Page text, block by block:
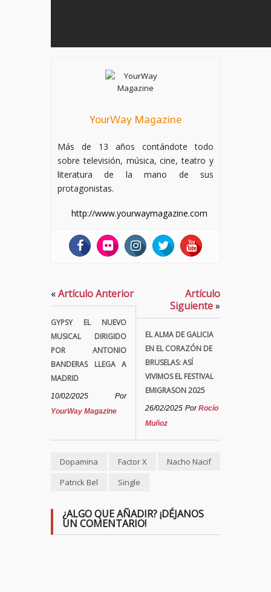
YourWay Magazine
Más de 13 años contándote todo
sobre televisión, música, cine, teatro y
literatura de la mano de sus
protagonistas.
http://www.yourwaymagazine.com
«Artículo Anterior
GYPSY EL NUEVO
MUSICAL DIRIGIDO
POR ANTONIO
BANDERAS LLEGA A
MADRID
10/02/2025
Por
YourWay Magazine
Artículo
Siguiente»
EL ALMA DE GALICIA
EN EL CORAZÓN DE
BRUSELAS: ASÍ
VIVIMOS EL FESTIVAL
EMIGRASON 2025
26/02/2025 PorRocío
Muñoz
Dopamina Factor X
Nacho Nacif
Patrick Bel
Single
¿ALGO QUE AÑADIR? ¡DÉJANOS
UN COMENTARIO!